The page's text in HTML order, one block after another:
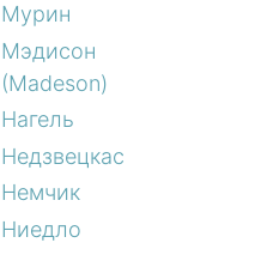
Мурин
Мэдисон
(Madeson)
Нагель
Недзвецкас
Немчик
Ниедло